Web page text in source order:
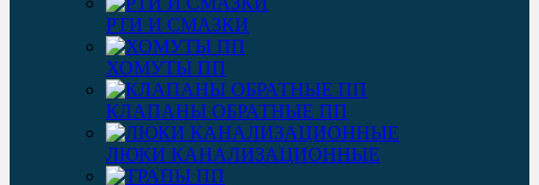
РТИ И СМАЗКИ
ХОМУТЫ ПП
КЛАПАНЫ ОБРАТНЫЕ ПП
ЛЮКИ КАНАЛИЗАЦИОННЫЕ